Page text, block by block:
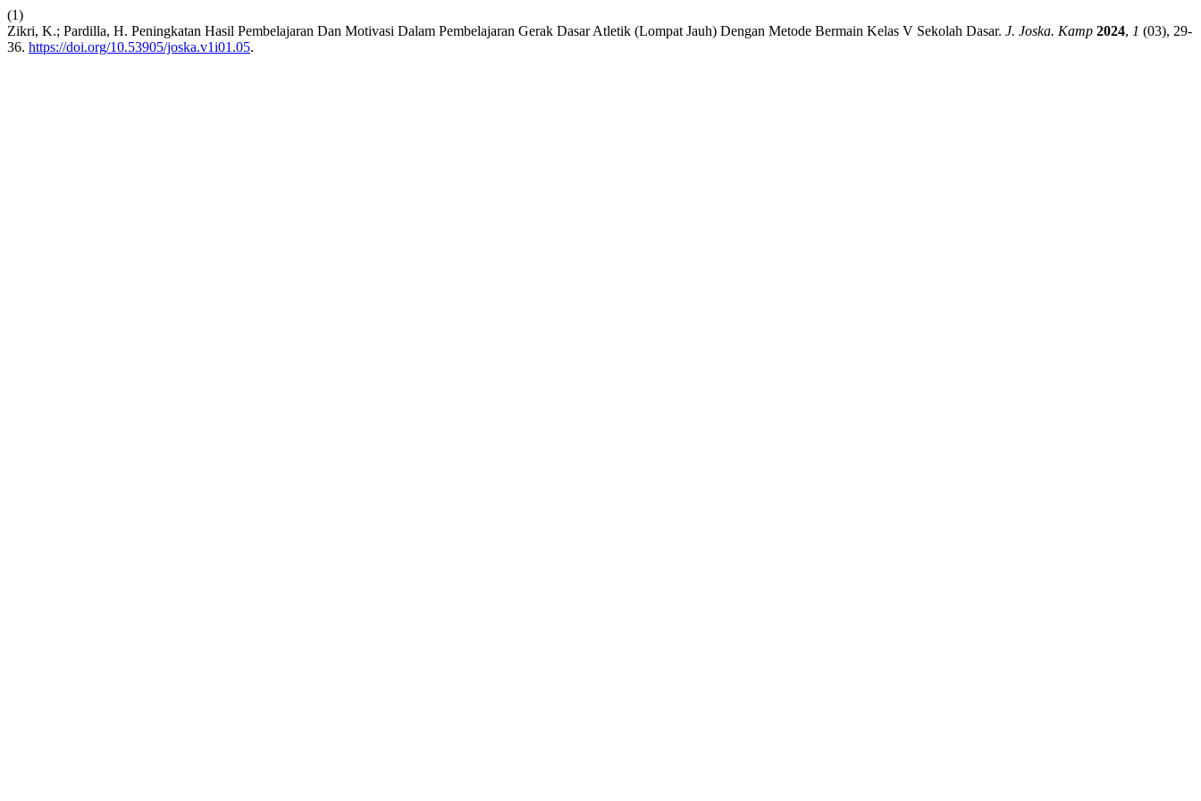
(1)
Zikri, K.; Pardilla, H. Peningkatan Hasil Pembelajaran Dan Motivasi Dalam Pembelajaran Gerak Dasar Atletik (Lompat Jauh) Dengan Metode Bermain Kelas V Sekolah Dasar. J. Joska. Kamp 2024, 1 (03), 29-
36. https://doi.org/10.53905/joska.v1i01.05.